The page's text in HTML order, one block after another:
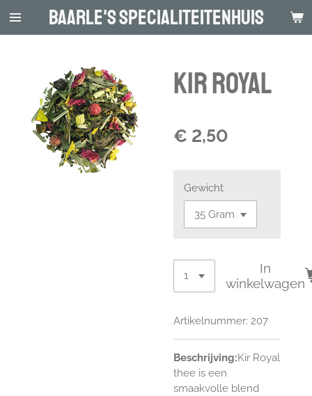
Ga
hoofdinhoud
Baarle's Specialiteitenhuis
Kir Royal
€ 2,50
Gewicht
In
winkelwagen
Artikelnummer: 207
Beschrijving:Kir Royal
thee is een
smaakvolle blend